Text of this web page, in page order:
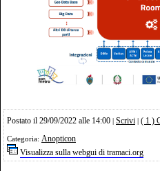
Postato il 29/09/2022 alle 14:00 Scrivi ( 1 )
Categoria: Anopticon
Visualizza sulla webgui di tramaci.org